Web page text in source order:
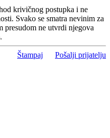
krivičnog postupka i ne
Svako se smatra nevinim za
presudom ne utvrdi njegova
Štampaj Pošalji prijatelju